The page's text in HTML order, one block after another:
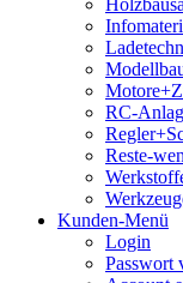
RC-
Reste-
Kunden-Menü
Login
Passwort